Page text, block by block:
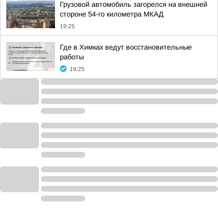
Грузовой автомобиль загорелся на внешней
стороне 54-го километра МКАД
19:25
Где в Химках ведут восстановительные
работы
19:25